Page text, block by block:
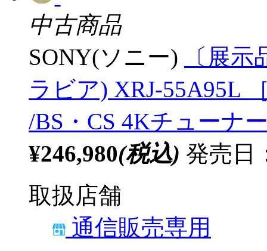
中古商品
SONY(ソニー)
〔展
ラビア) XRJ-55A95L
/BS・CS 4Kチューナ
¥246,980(税込) 発売日
取扱店舗
通信販売専用